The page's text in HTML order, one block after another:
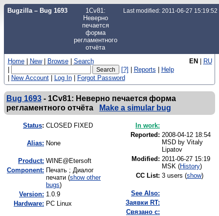
Bugzilla – Bug 1693
1Cv81:
Неверно
печается
форма
регламентного
отчёта
Last modified: 2011-06-27 15:19:52
EN | RU
Home | New | Browse | Search
|
[?] | Reports | Help
| New Account | Log In | Forgot Password
Bug 1693 - 1Cv81: Неверно печается форма
регламентного отчёта
Make a simular bug
Status: CLOSED FIXED
Alias: None
Product: WINE@Etersoft
Component: Печать ; Диалог
печати (show other
bugs)
Version: 1.0.9
Hardware: PC Linux
In work:
Reported: 2008-04-12 18:54
MSD by Vitaly
Lipatov
Modified: 2011-06-27 15:19
MSK (History)
CC List: 3 users (show)
See Also:
Заявки RT:
Связано с: